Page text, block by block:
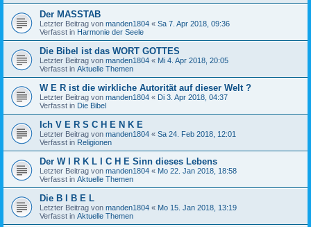
Der MASSTAB
Letzter Beitrag von manden1804 « Sa 7. Apr 2018, 09:36
Verfasst in Harmonie der Seele
Die Bibel ist das WORT GOTTES
Letzter Beitrag von manden1804 « Mi 4. Apr 2018, 20:05
Verfasst in Aktuelle Themen
W E R ist die wirkliche Autorität auf dieser Welt ?
Letzter Beitrag von manden1804 « Di 3. Apr 2018, 04:37
Verfasst in Die Bibel
Ich V E R S C H E N K E
Letzter Beitrag von manden1804 « Sa 24. Feb 2018, 12:01
Verfasst in Religionen
Der W I R K L I C H E Sinn dieses Lebens
Letzter Beitrag von manden1804 « Mo 22. Jan 2018, 18:58
Verfasst in Aktuelle Themen
Die B I B E L
Letzter Beitrag von manden1804 « Mo 15. Jan 2018, 13:19
Verfasst in Aktuelle Themen